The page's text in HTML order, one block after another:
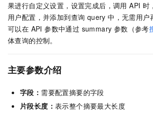
果进行自定义设置，设置完成后，调用 API 时
用户配置，并添加到查询 query 中，无需用户
可以在 API 参数中通过 summary 参数（参考
体查询的控制。
主要参数介绍
字段： 需要配置摘要的字段
片段长度： 表示整个摘要最大长度